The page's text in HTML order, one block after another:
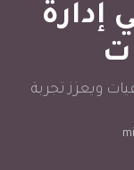
إدارة
ويعزز تجربة